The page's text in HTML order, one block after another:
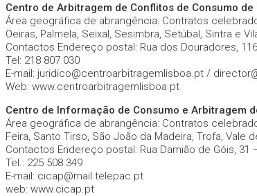
Centro de Arbitragem de Conflitos de Consumo de
Área geográfica de abrangência: Contratos
Oeiras, Palmela, Seixal, Sesimbra, Setúbal, Sintra e
Contactos Endereço postal: Rua dos Douradores,
Tel: 218 807 030
E-mail: juridico@centroarbitragemlisboa.pt /
Web: www.centroarbitragemlisboa.pt
Centro de Informação de Consumo e Arbitragem
Área geográfica de abrangência: Contratos
Feira, Santo Tirso, São João da Madeira, Trofa, Vale
Contactos Endereço postal: Rua Damião de Góis, 31
Tel.: 225 508 349
E-mail: cicap@mail.telepac.pt
web: www.cicap.pt